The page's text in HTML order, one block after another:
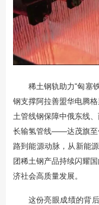
稀土钢轨助力“匈塞
钢支撑阿拉善盟华电腾
土管线钢保障中俄东线
长输氢管线——达茂旗
路到能源动脉，从新能
团稀土钢产品持续闪耀
济社会高质量发展。
这份亮眼成绩的背